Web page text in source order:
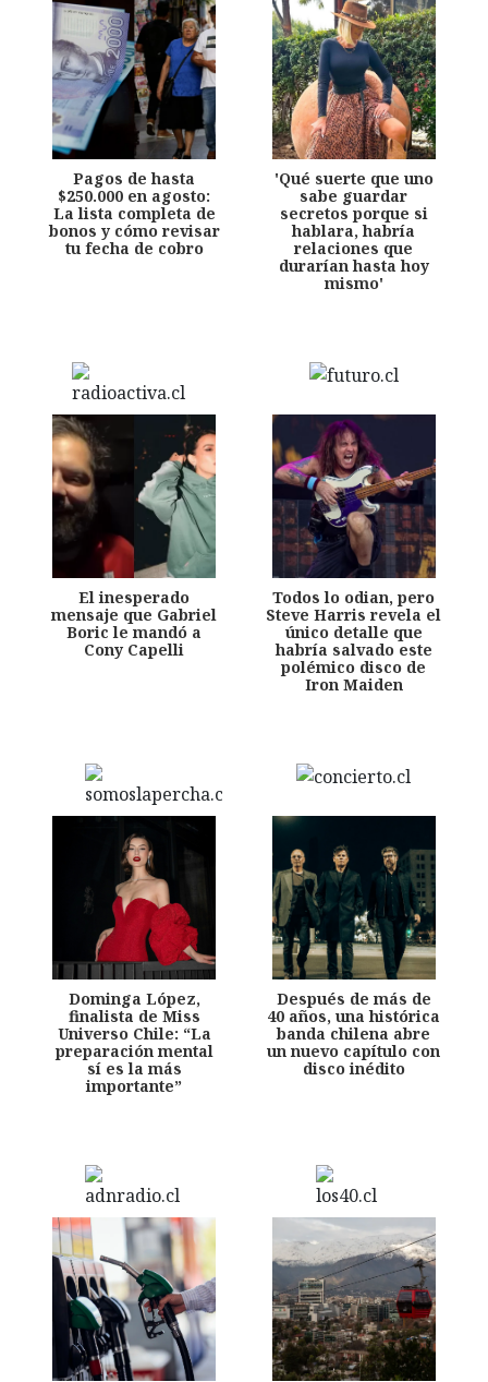
Pagos de hasta
$250.000 en agosto:
La lista completa de
bonos y cómo revisar
tu fecha de cobro
'Qué suerte que uno
sabe guardar
secretos porque si
hablara, habría
relaciones que
durarían hasta hoy
mismo'
El inesperado
mensaje que Gabriel
Boric le mandó a
Cony Capelli
Todos lo odian, pero
Steve Harris revela el
único detalle que
habría salvado este
polémico disco de
Iron Maiden
Dominga López,
finalista de Miss
Universo Chile: “La
preparación mental
sí es la más
importante”
Después de más de
40 años, una histórica
banda chilena abre
un nuevo capítulo con
disco inédito